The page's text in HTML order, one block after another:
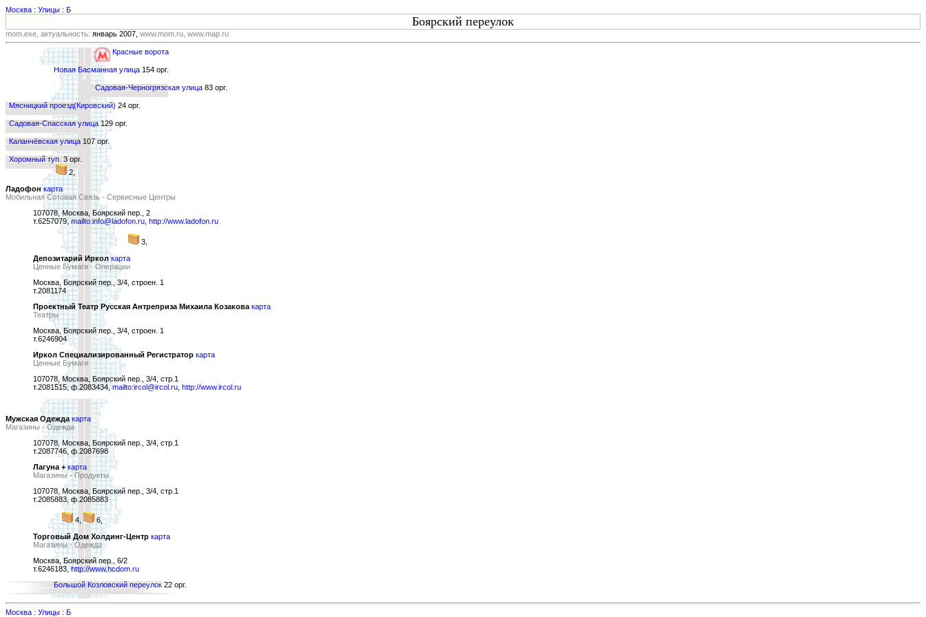
Москва : Улицы : Б
Боярский переулок
mom.exe, актуальность: январь 2007, www.mom.ru, www.map.ru
Красные ворота
Новая Басманная улица 154 орг.
Садовая-Черногрязская улица 83 орг.
Мясницкий проезд(Кировский) 24 орг.
Садовая-Спасская улица129 орг.
Каланчёвская улица 107 орг.
Хоромный туп. 3 орг.
2,
Ладофон карта
Мобильная Сотовая Связь - Сервисные Центры
107078, Москва, Боярский пер., 2
т.6257079,mailto:info@ladofon.ru http://www.ladofon.ru
3,
Депозитарий Иркол карта
Ценные Бумаги - Операции
Москва, Боярский пер., 3/4, строен. 1
т.2081174
Проектный Театр Русская Антреприза Михаила Козакова карта
Театры
Москва, Боярский пер., 3/4, строен. 1
т.6246904
Иркол Специализированный Регистратор карта
Ценные Бумаги
107078, Москва, Боярский пер., 3/4, стр.1
т.2081515, ф.2083434,mailto:ircol@ircol.ru http://www.ircol.ru
Мужская Одежда карта
Магазины - Одежда
107078, Москва, Боярский пер., 3/4, стр.1
т.2087746, ф.2087698
Лагуна + карта
Магазины - Продукты
107078, Москва, Боярский пер., 3/4, стр.1
т.2085883, ф.2085883
4,
6,
Торговый Дом Холдинг-Центр карта
Магазины - Одежда
Москва, Боярский пер., 6/2
т.6246183,http://www.hcdom.ru
Большой Козловский переулок 22 орг.
Москва : Улицы : Б